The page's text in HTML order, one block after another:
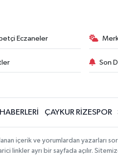
Eczaneler
Son
ÇAYKUR RİZESPOR
içerik ve yorumlardan yazarları
linkler ayrı bir sayfada açılır.